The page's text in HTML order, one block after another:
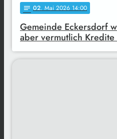
notes 02. Mai 2026 14:00
Gemeinde Eckersdorf
aber vermutlich Kredite